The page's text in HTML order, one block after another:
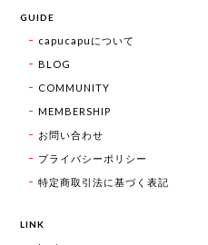
GUIDE
capucapuについて
BLOG
COMMUNITY
MEMBERSHIP
お問い合わせ
プライバシーポリシー
特定商取引法に基づく表記
LINK